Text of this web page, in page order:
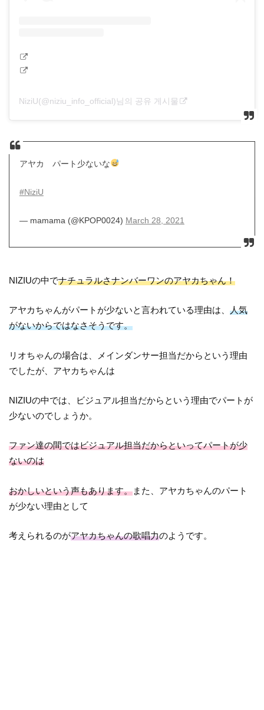
NiziU(@niziu_info_official)님의 공유 게시물
アヤカ パート少ないな
#NiziU
— mamama (@KPOP0024) March 28, 2021
NIZIUの中でナチュラルさナンバーワンのアヤカちゃん！
アヤカちゃんがパートが少ないと言われている理由は、人気
がないからではなさそうです。
リオちゃんの場合は、メインダンサー担当だからという理由
でしたが、アヤカちゃんは
NIZIUの中では、ビジュアル担当だからという理由でパートが
少ないのでしょうか。
ファン達の間ではビジュアル担当だからといってパートが少
ないのは
おかしいという声もあります。また、アヤカちゃんのパート
が少ない理由として
考えられるのがアヤカちゃんの歌唱力のようです。